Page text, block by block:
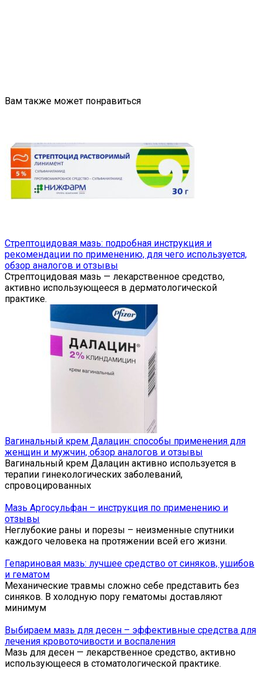
Вам также может понравиться
Стрептоцидовая мазь: подробная инструкция и
рекомендации по применению, для чего используется,
обзор аналогов и отзывы
Стрептоцидовая мазь — лекарственное средство,
активно использующееся в дерматологической
практике.
Вагинальный крем Далацин: способы применения для
женщин и мужчин, обзор аналогов и отзывы
Вагинальный крем Далацин активно используется в
терапии гинекологических заболеваний,
спровоцированных
Мазь Аргосульфан – инструкция по применению и
отзывы
Неглубокие раны и порезы – неизменные спутники
каждого человека на протяжении всей его жизни.
Гепариновая мазь: лучшее средство от синяков, ушибов
и гематом
Механические травмы сложно себе представить без
синяков. В холодную пору гематомы доставляют
минимум
Выбираем мазь для десен – эффективные средства для
лечения кровоточивости и воспаления
Мазь для десен — лекарственное средство, активно
использующееся в стоматологической практике.